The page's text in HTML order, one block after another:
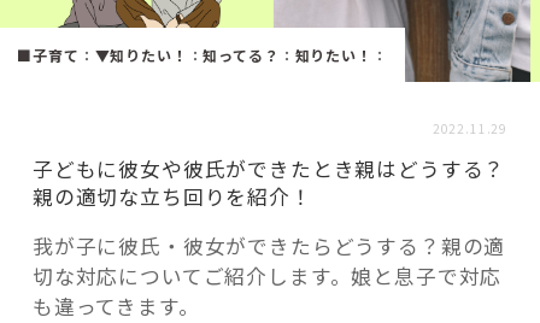
HAREL HAREL
活用事例
「モノ」
fleXe リノベ事例
■子育て ： ▼知りたい！ ：知ってる？ ： 知りたい！ ：
2022.11.29
子どもに彼女や彼氏ができたとき親はどうする？
親の適切な立ち回りを紹介！
我が子に彼氏・彼女ができたらどうする？親の適
切な対応についてご紹介します。娘と息子で対応
も違ってきます。